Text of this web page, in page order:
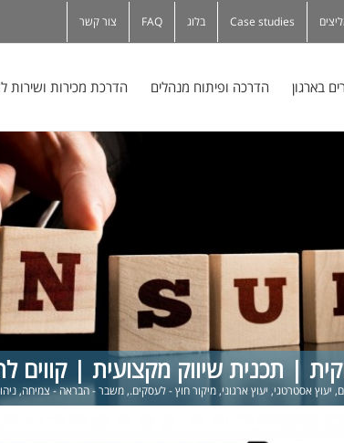
Case studies בלוג FAQ צור קשר
בארגון הדרכה ופיתוח מנהלים הדרכת מכירות ושירות
| תכנית שיווק מקצועית | קווים
, יעוץ אסטרטגי, יעוץ ארגוני,מיקור חוץ - לעסקים.,משבר - הבראה - צמיחה,